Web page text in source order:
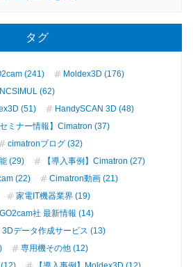
タグ
(241)
Moldex3D (176)
NCSIMUL (62)
(51)
HandySCAN 3D (48)
セミナー情報】Cimatron (37)
cimatronブログ (32)
(29)
【導入事例】Cimatron (27)
(22)
Cimatron動画 (21)
家電IT機器業界 (19)
GO2cam社 最新情報 (14)
3Dデータ作成サービス (13)
専用機その他 (12)